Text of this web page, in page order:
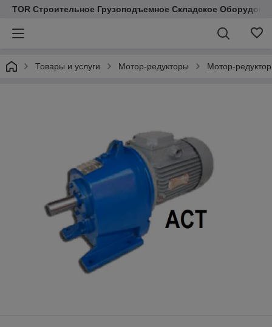
TOR Строительное Грузоподъемное Складское
Товары и услуги Мотор-редукторы Мотор-